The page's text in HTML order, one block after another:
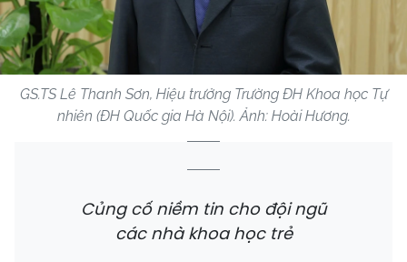
GS.TS Lê Thanh Sơn, Hiệu trưởng Trường ĐH Khoa học Tự
nhiên (ĐH Quốc gia Hà Nội). Ảnh: Hoài Hương.
Củng cố niềm tin cho đội ngũ
các nhà khoa học trẻ